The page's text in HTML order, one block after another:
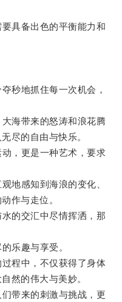
具备出色的平衡能力和
地抓住每一次机会，
海带来的怒涛和浪花腾
尽的自由与快乐。
，更是一种艺术，要求
感知到海浪的变化、
作与走位。
的交汇中尽情挥洒，那
乐趣与享受。
程中，不仅获得了身体
然的伟大与美妙。
带来的刺激与挑战，更